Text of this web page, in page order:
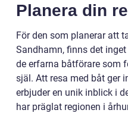
Planera din
För den som planerar att
Sandhamn, finns det
de erfarna båtförare som
själ. Att resa med båt ger
erbjuder en unik inblick i
har präglat regionen i